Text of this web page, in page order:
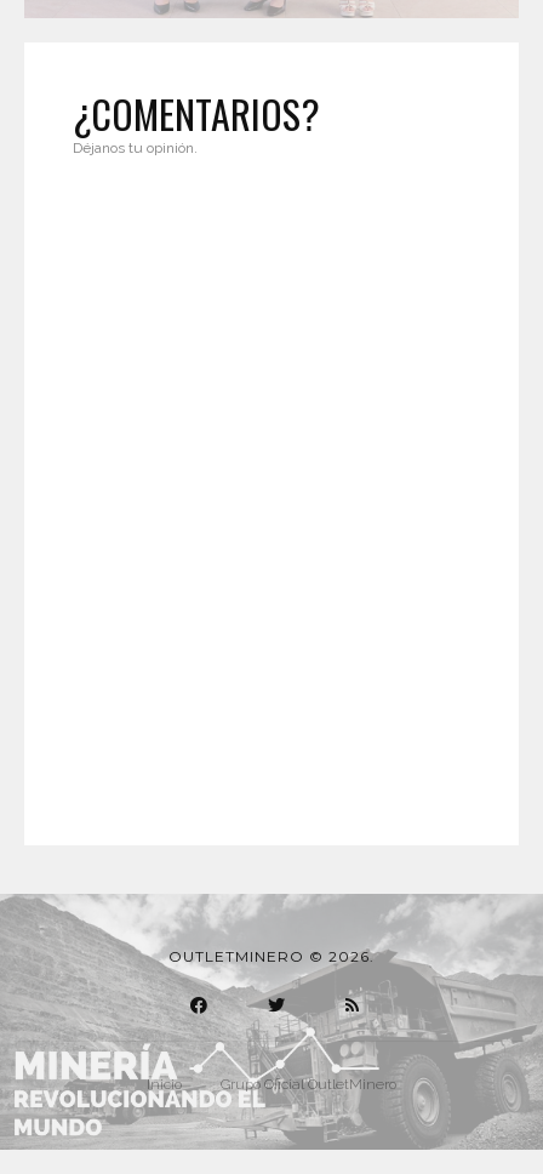
¿COMENTARIOS?
Déjanos tu opinión.
OUTLETMINERO © 2026.
Inicio Grupo Oficial OutletMinero